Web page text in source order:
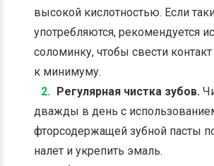
высокой кислотностью. Если
употребляются, рекомендуется
соломинку, чтобы свести
к минимуму.
Регулярная чистка зубов.
дважды в день с
фторсодержащей зубной пасты
налет и укрепить эмаль.